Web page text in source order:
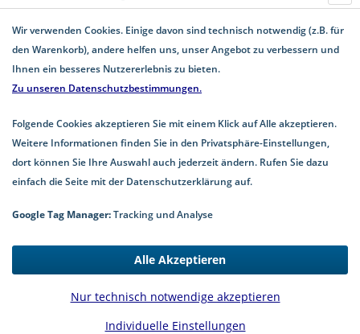
Antrieb WIROX Restposten - 3,5x20
zzgl. Versandkosten
1-4 Werktage Lieferzeit
Wir verwenden Cookies. Einige davon sind technisch notwendig (z.B. für
den Warenkorb), andere helfen uns, unser Angebot zu verbessern und
Ihnen ein besseres Nutzererlebnis zu bieten.
Zu unseren Datenschutzbestimmungen.
Folgende Cookies akzeptieren Sie mit einem Klick auf Alle akzeptieren.
Weitere Informationen finden Sie in den Privatsphäre-Einstellungen,
dort können Sie Ihre Auswahl auch jederzeit ändern. Rufen Sie dazu
einfach die Seite mit der Datenschutzerklärung auf.
Google Tag Manager:Tracking und Analyse
Individuelle Einstellungen
Nur technisch notwendige akzeptieren
Alle Akzeptieren